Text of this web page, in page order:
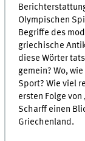
Olympischen
Begriffe des
griechische
diese Wörter
gemein? Wo,
Sport? Wie viel
ersten Folge
Scharff einen
Griechen­land.